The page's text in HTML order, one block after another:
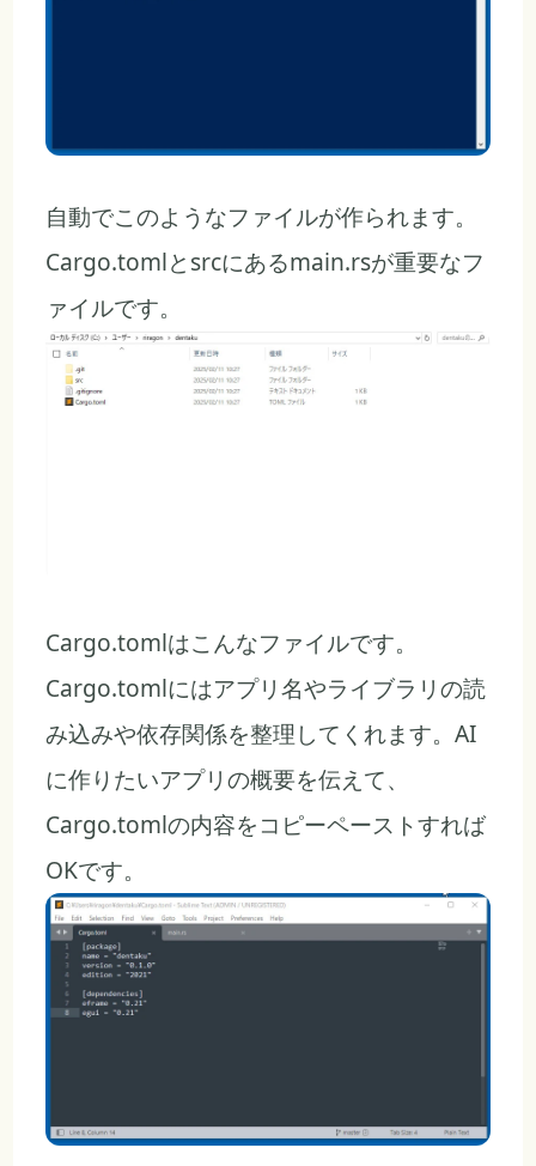
自動でこのようなファイルが作られます。
Cargo.tomlとsrcにあるmain.rsが重要なフ
ァイルです。
Cargo.tomlはこんなファイルです。
Cargo.tomlにはアプリ名やライブラリの読
み込みや依存関係を整理してくれます。AI
に作りたいアプリの概要を伝えて、
Cargo.tomlの内容をコピーペーストすれば
OKです。